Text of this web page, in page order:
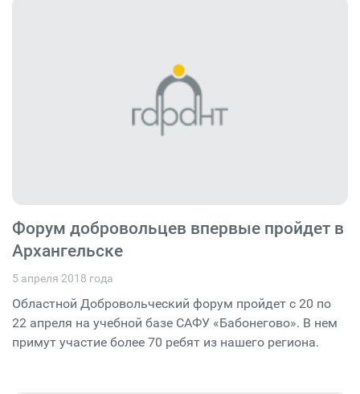
Форум добровольцев впервые пройдет в
Архангельске
5 апреля 2018 года
Областной Добровольческий форум пройдет с 20 по
22 апреля на учебной базе САФУ «Бабонегово». В нем
примут участие более 70 ребят из нашего региона.